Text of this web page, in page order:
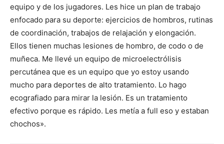
equipo y de los jugadores. Les hice un plan de trabajo
enfocado para su deporte: ejercicios de hombros, rutinas
de coordinación, trabajos de relajación y elongación.
Ellos tienen muchas lesiones de hombro, de codo o de
muñeca. Me llevé un equipo de microelectrólisis
percutánea que es un equipo que yo estoy usando
mucho para deportes de alto tratamiento. Lo hago
ecografiado para mirar la lesión. Es un tratamiento
efectivo porque es rápido. Les metía a full eso y estaban
chochos».